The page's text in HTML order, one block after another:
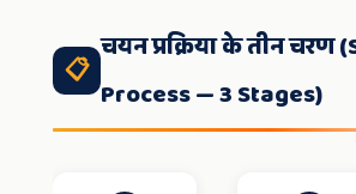
📋
चयन प्रक्रिया के तीन चरण
Process — 3 Stages)